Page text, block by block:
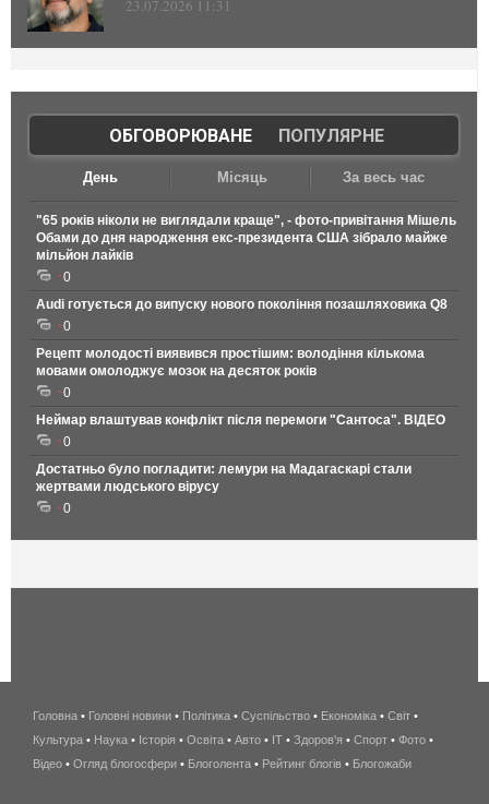
23.07.2026 11:31
ОБГОВОРЮВАНЕ| ПОПУЛЯРНЕ
День Місяць За весь час
"65 років ніколи не виглядали краще", - фото-привітання Мішель
Обами до дня народження екс-президента США зібрало майже
мільйон лайків
0
Audi готується до випуску нового покоління позашляховика Q8
0
Рецепт молодості виявився простішим: володіння кількома
мовами омолоджує мозок на десяток років
0
Неймар влаштував конфлікт після перемоги "Сантоса". ВІДЕО
0
Достатньо було погладити: лемури на Мадагаскарі стали
жертвами людського вірусу
0
беспроводной
интернет
киев
Головна • Головні новини • Політика • Суспільство • Економіка • Світ •
Культура • Наука • Історія • Освіта • Авто • IT • Здоров'я • Спорт • Фото •
Відео • Огляд блогосфери • Блоголента • Рейтинг блогів • Блогожаби